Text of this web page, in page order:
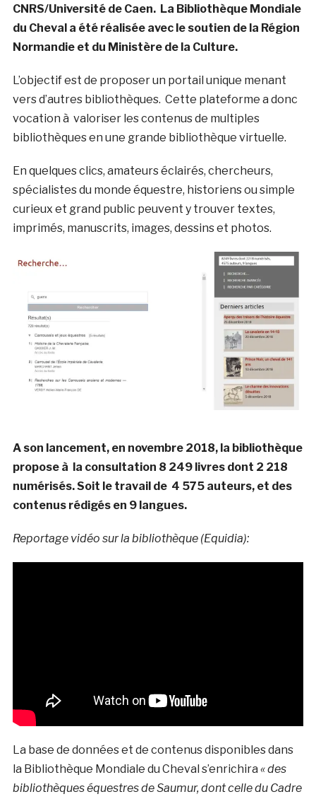
CNRS/Université de Caen. La Bibliothèque Mondiale
du Cheval a été réalisée avec le soutien de la Région
Normandie et du Ministère de la Culture.
L’objectif est de proposer un portail unique menant
vers d’autres bibliothèques. Cette plateforme a donc
vocation à valoriser les contenus de multiples
bibliothèques en une grande bibliothèque virtuelle.
En quelques clics, amateurs éclairés, chercheurs,
spécialistes du monde équestre, historiens ou simple
curieux et grand public peuvent y trouver textes,
imprimés, manuscrits, images, dessins et photos.
A son lancement, en novembre 2018, la bibliothèque
propose à la consultation 8 249 livres dont 2 218
numérisés. Soit le travail de 4 575 auteurs, et des
contenus rédigés en 9 langues.
Reportage vidéo sur la bibliothèque (Equidia):
La base de données et de contenus disponibles dans
la Bibliothèque Mondiale du Cheval s’enrichira « des
bibliothèques équestres de Saumur, dont celle du Cadre